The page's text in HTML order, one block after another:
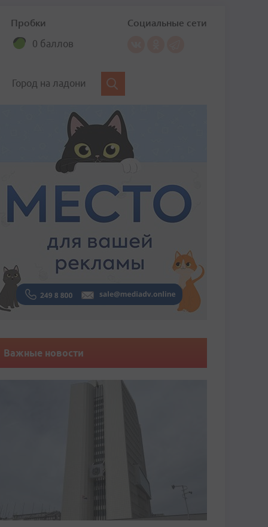
Пробки
0 баллов
Социальные сети
Город на ладони
Важные новости